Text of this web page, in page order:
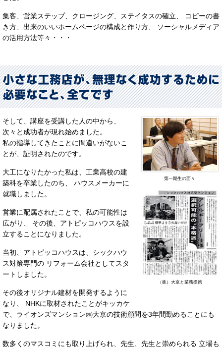
集客、営業ステップ、クロージング、ステイタスの確立、 コピーの書
き方、出来のいいホームページの構成と作り方、 ソーシャルメディア
の活用方法等々・・・
第一期生の面々
（株）大京と業務提携
そして、講座を受講した人の中から、
次々と成功者が現れ始めました。
私の指導してきたことに間違いがないこ
とが、証明されたのです。
大工になりたかった私は、工業高校の建
築科を卒業したのち、 ハウスメーカーに
就職しました。
営業に配属されたことで、私の可能性は
広がり、 その後、アトピッコハウスを設
立することになりました。
当初、アトピッコハウスは、シックハウ
ス対策専門の リフォーム会社としてスタ
ートしました。
その後オリジナル建材を開発するように
なり、 NHKに取材されたことがキッカケ
で、ライオンズマンション㈱大京の技術顧問を3年間勤めることにも
なりました。
数多くのマスコミにも取り上げられ、先生、先生と崇められる 立場も